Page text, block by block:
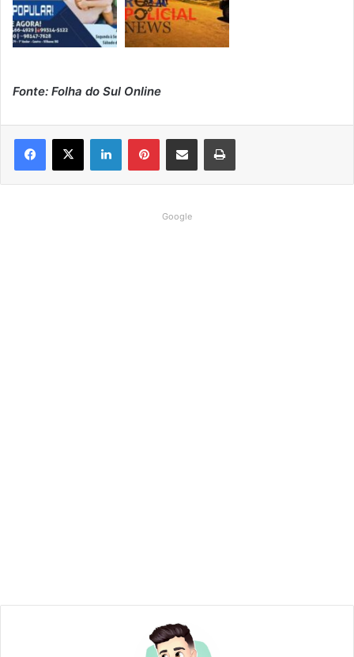
Fonte: Folha do Sul Online
Google